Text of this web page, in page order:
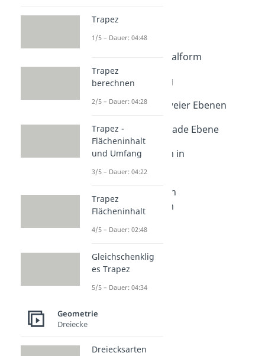
Dauer: 03:04
Normalenform
Hessesche Normalform
Dauer: 04:20
Ebenengleichung
Schnittgerade zweier Ebenen
Schnittpunkt Gerade Ebene
Dauer: 04:33
Koordinatenform in
Parameterform
Parameterform in
Koordinatenform
Trapez
1/5 – Dauer: 04:48
Trapez
berechnen
2/5 – Dauer: 04:28
Trapez -
Flächeninhalt
und Umfang
3/5 – Dauer: 04:22
Trapez
Flächeninhalt
4/5 – Dauer: 02:48
Gleichschenklig
es Trapez
5/5 – Dauer: 04:34
Geometrie
Dreiecke
Dreiecksarten